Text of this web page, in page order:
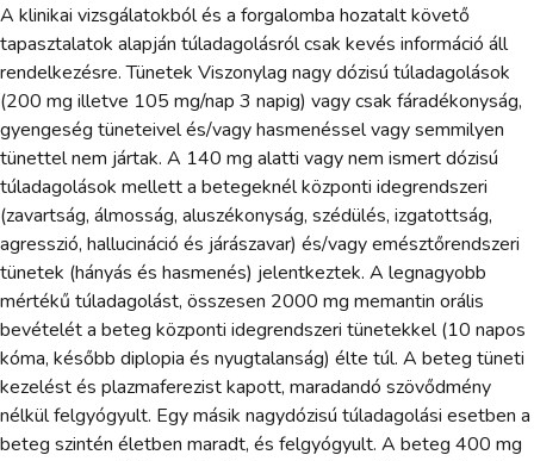
A klinikai vizsgálatokból és a forgalomba hozatalt követő
tapasztalatok alapján túladagolásról csak kevés információ áll
rendelkezésre. Tünetek Viszonylag nagy dózisú túladagolások
(200 mg illetve 105 mg/nap 3 napig) vagy csak fáradékonyság,
gyengeség tüneteivel és/vagy hasmenéssel vagy semmilyen
tünettel nem jártak. A 140 mg alatti vagy nem ismert dózisú
túladagolások mellett a betegeknél központi idegrendszeri
(zavartság, álmosság, aluszékonyság, szédülés, izgatottság,
agresszió, hallucináció és járászavar) és/vagy emésztőrendszeri
tünetek (hányás és hasmenés) jelentkeztek. A legnagyobb
mértékű túladagolást, összesen 2000 mg memantin orális
bevételét a beteg központi idegrendszeri tünetekkel (10 napos
kóma, később diplopia és nyugtalanság) élte túl. A beteg tüneti
kezelést és plazmaferezist kapott, maradandó szövődmény
nélkül felgyógyult. Egy másik nagydózisú túladagolási esetben a
beteg szintén életben maradt, és felgyógyult. A beteg 400 mg